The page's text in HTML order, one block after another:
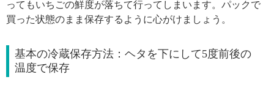
ってもいちごの鮮度が落ちて行ってしまいます。パックで
買った状態のまま保存するように心がけましょう。
基本の冷蔵保存方法：ヘタを下にして5度前後の
温度で保存